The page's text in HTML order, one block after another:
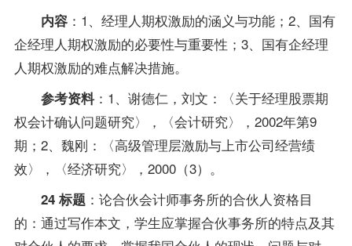
内容：1、经理人期权激励的涵义与功能；2、国有
企经理人期权激励的必要性与重要性；3、国有企经理
人期权激励的难点解决措施。
参考资料：1、谢德仁，刘文：〈关于经理股票期
权会计确认问题研究〉，〈会计研究〉，2002年第9
期；2、魏刚：〈高级管理层激励与上市公司经营绩
效〉，〈经济研究〉，2000（3）。
24 标题：论合伙会计师事务所的合伙人资格目
的：通过写作本文，学生应掌握合伙事务所的特点及其